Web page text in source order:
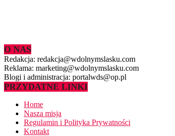
O NAS
Redakcja: redakcja@wdolnymslasku.com
Reklama: marketing@wdolnymslasku.com
Blogi i administracja: portalwds@op.pl
PRZYDATNE LINKI
Home
Nasza misja
Regulamin i Polityka Prywatności
Kontakt